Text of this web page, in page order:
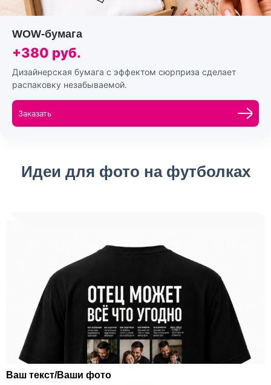
WOW-бумага
+380 руб.
Дизайнерская бумага с эффектом сюрприза сделает
распаковку незабываемой.
Заказать
Идеи для фото на футболках
Ваш текст/Ваши фото